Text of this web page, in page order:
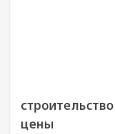
цены